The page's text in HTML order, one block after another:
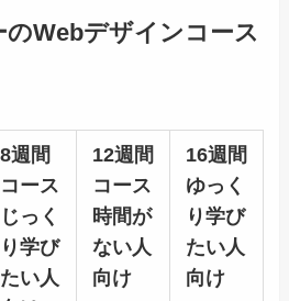
Webデザインコース
8週間
コース
じっく
り学び
たい人
12週間
コース
時間が
ない人
向け
16週間
ゆっく
り学び
たい人
向け